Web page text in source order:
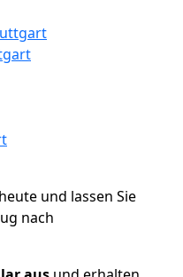
und lassen Sie
nach